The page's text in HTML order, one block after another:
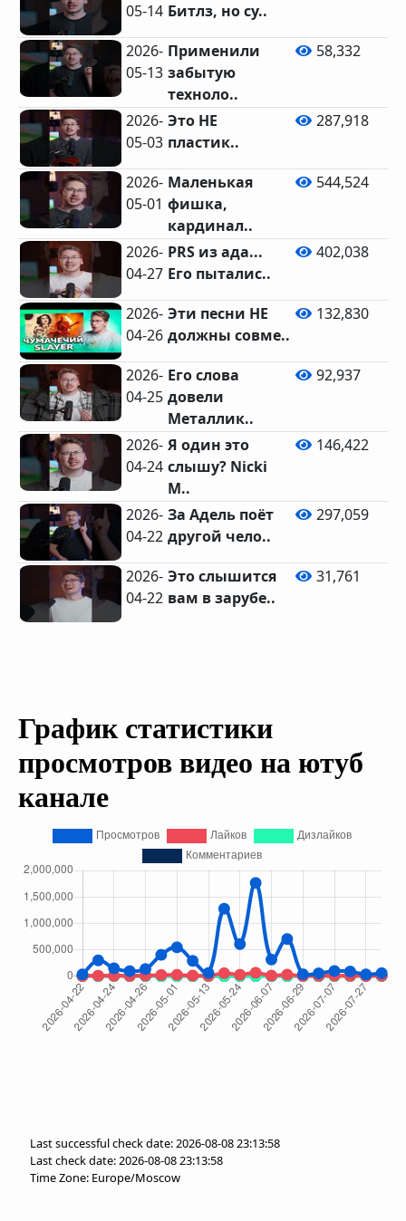
05-14 Битлз, но су..
2026-
05-13
Применили
забытую
техноло..
58,332
2026-
05-03
Это НЕ
пластик..
287,918
2026-
05-01
Маленькая
фишка,
кардинал..
544,524
2026-
04-27
PRS из ада...
Его пыталис..
402,038
2026-
04-26
Эти песни НЕ
должны совме..
132,830
2026-
04-25
Его слова
довели
Металлик..
92,937
2026-
04-24
Я один это
слышу? Nicki
M..
146,422
2026-
04-22
За Адель поёт
другой чело..
297,059
2026-
04-22
Это слышится
вам в зарубе..
31,761
График статистики
просмотров видео на ютуб
канале
Last successful check date: 2026-08-08 23:13:58
Last check date: 2026-08-08 23:13:58
Time Zone: Europe/Moscow